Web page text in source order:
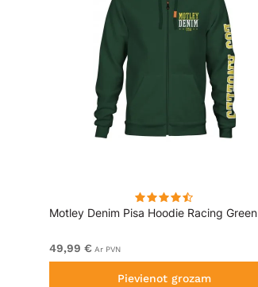
Motley Denim Pisa Hoodie Racing Green
49,99 € Ar PVN
Pievienot grozam